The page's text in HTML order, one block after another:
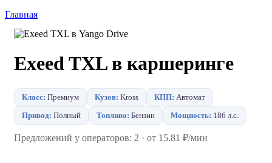
Главная
Exeed TXL в каршеринге
Класс: Премиум Кузов: Kross КПП: Автомат
Привод: Полный Топливо: Бензин Мощность: 186 л.с.
Предложений у операторов: 2 · от 15.81 ₽/мин